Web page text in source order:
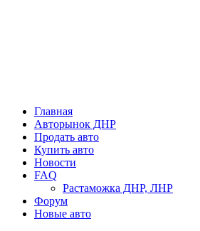
Главная
Авторынок ДНР
Продать авто
Купить авто
Новости
FAQ
Растаможка ДНР, ЛНР
Форум
Новые авто